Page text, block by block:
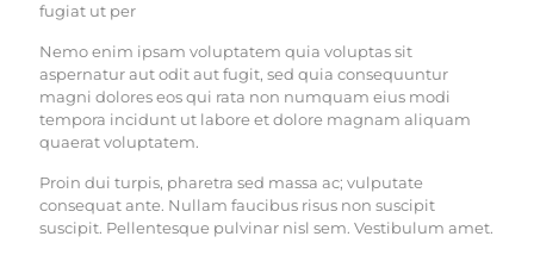
fugiat ut per
Nemo enim ipsam voluptatem quia voluptas sit
aspernatur aut odit aut fugit, sed quia consequuntur
magni dolores eos qui rata non numquam eius modi
tempora incidunt ut labore et dolore magnam aliquam
quaerat voluptatem.
Proin dui turpis, pharetra sed massa ac; vulputate
consequat ante. Nullam faucibus risus non suscipit
suscipit. Pellentesque pulvinar nisl sem. Vestibulum amet.